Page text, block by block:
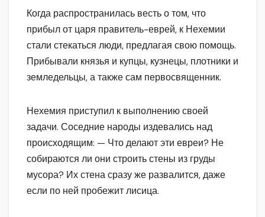
Когда распространилась весть о том, что
прибыл от царя правитель-еврей, к Нехемии
стали стекаться люди, предлагая свою помощь.
Прибывали князья и купцы, кузнецы, плотники и
земледельцы, а также сам первосвященник.
Нехемия приступил к выполнению своей
задачи. Соседние народы издевались над
происходящим: — Что делают эти евреи? Не
собираются ли они строить стены из груды
мусора? Их стена сразу же развалится, даже
если по ней пробежит лисица.